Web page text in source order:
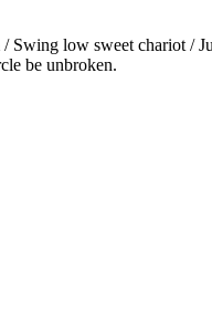
Swing low sweet chariot /
be unbroken.